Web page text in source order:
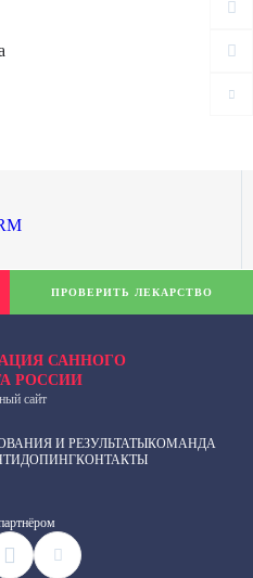
САННОГО
РОССИИ
сайт
И РЕЗУЛЬТАТЫКОМАНДА
КОНТАКТЫ
ПРОВЕРИТЬ ЛЕКАРСТВО